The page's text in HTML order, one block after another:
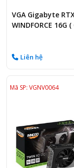
VGA Gigabyte
WINDFORCE 16G (
Liên hệ
Mã SP: VGNV0064